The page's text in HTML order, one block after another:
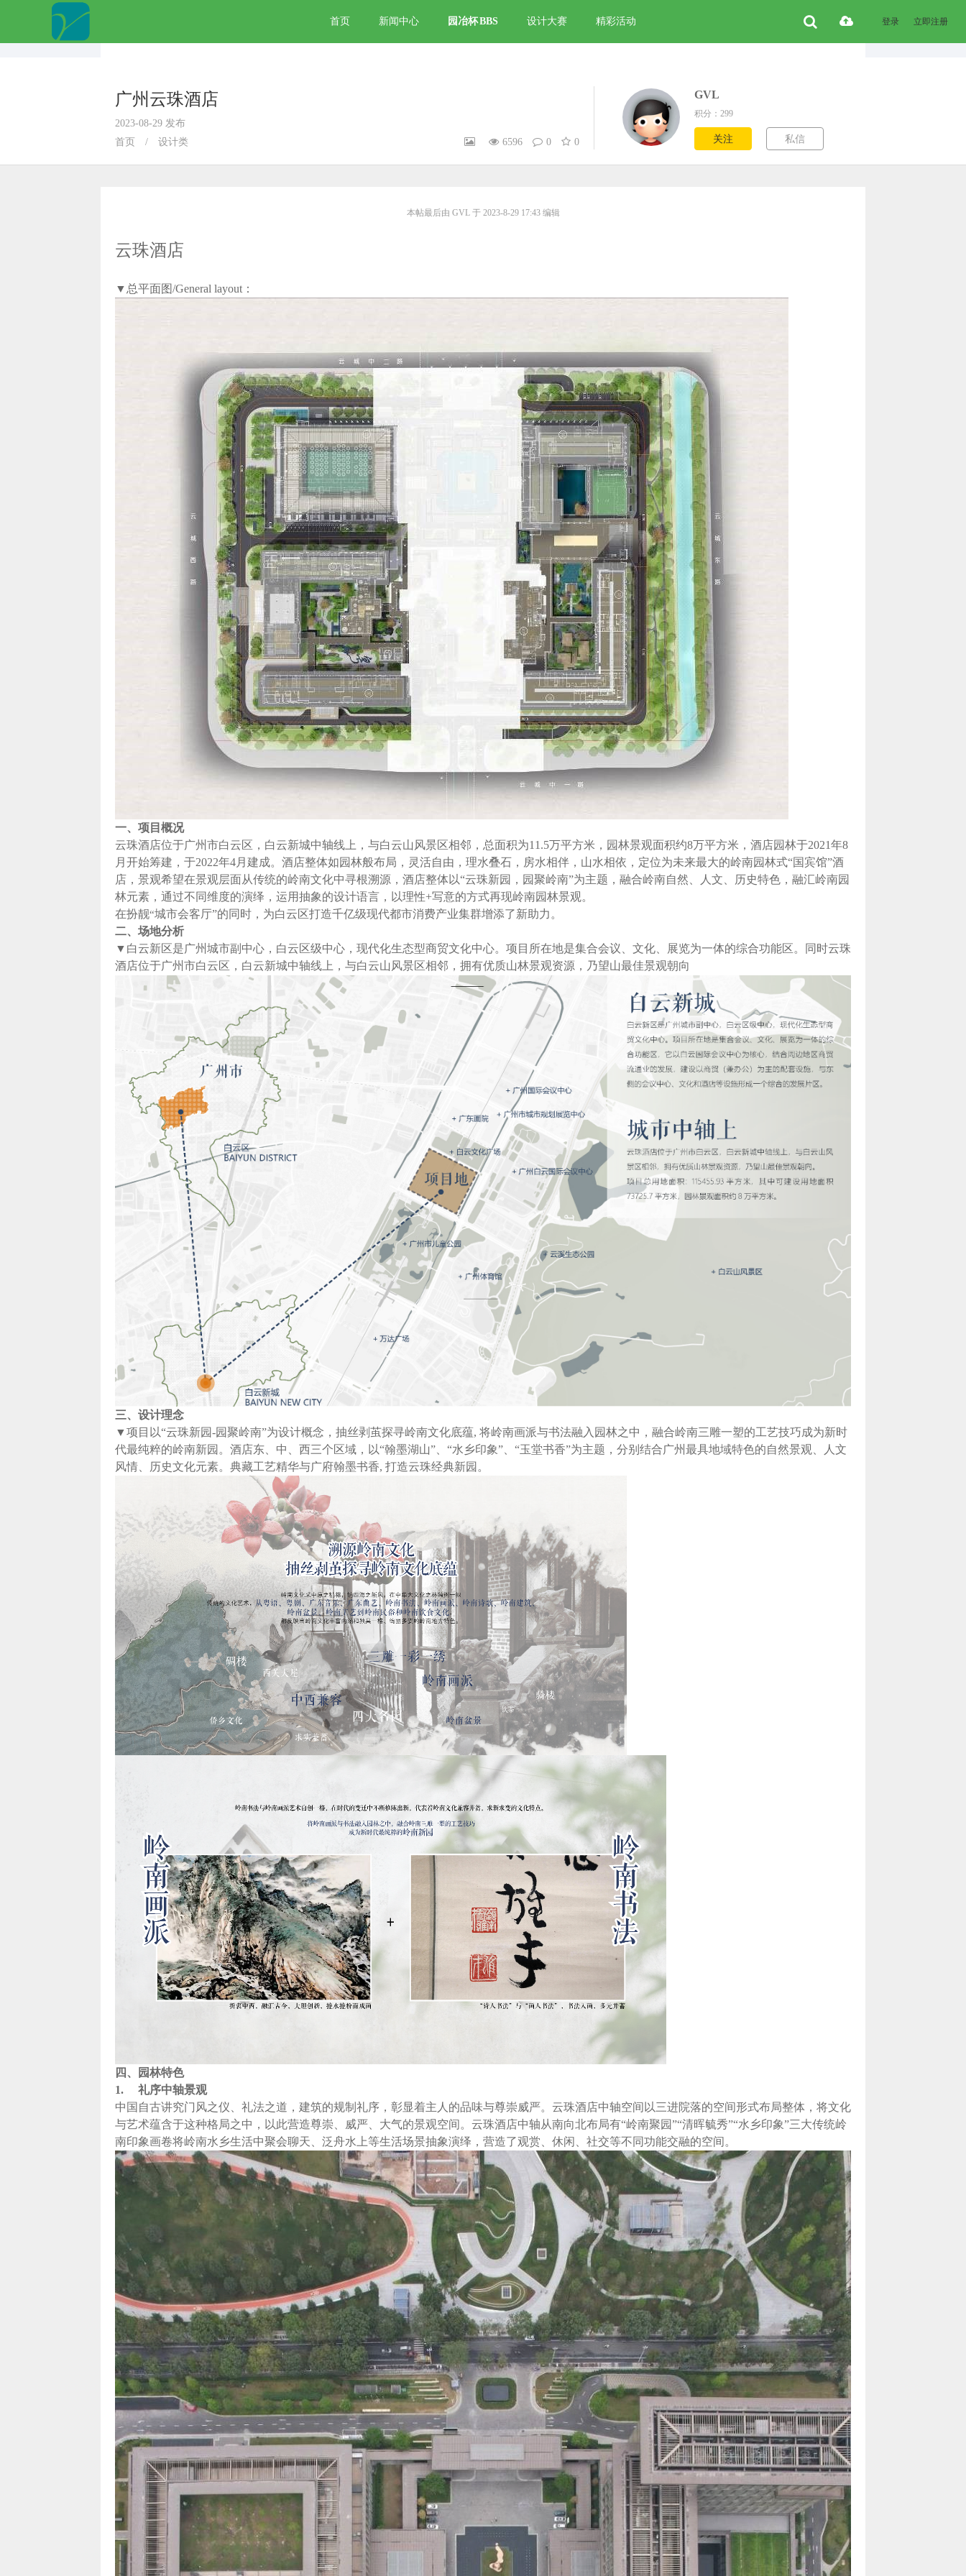
首页 新闻中心 园冶杯BBS 设计大赛 精彩活动 立即注册
登录
广州云珠酒店
2023-08-29 发布
首页
/ 设计类 6596 0 0
GVL
积分：299
关注 私信
本帖最后由 GVL 于 2023-8-29 17:43 编辑
云珠酒店
▼总平面图/General layout：
一、项目概况
云珠酒店位于广州市白云区，白云新城中轴线上，与白云山风景区相邻，总面积为11.5万平方米，园林景观面积约8万平方米，酒店园林于2021年8
月开始筹建，于2022年4月建成。酒店整体如园林般布局，灵活自由，理水叠石，房水相伴，山水相依，定位为未来最大的岭南园林式“国宾馆”酒
店，景观希望在景观层面从传统的岭南文化中寻根溯源，酒店整体以“云珠新园，园聚岭南”为主题，融合岭南自然、人文、历史特色，融汇岭南园
林元素，通过不同维度的演绎，运用抽象的设计语言，以理性+写意的方式再现岭南园林景观。
在扮靓“城市会客厅”的同时，为白云区打造千亿级现代都市消费产业集群增添了新助力。
二、场地分析
▼白云新区是广州城市副中心，白云区级中心，现代化生态型商贸文化中心。项目所在地是集合会议、文化、展览为一体的综合功能区。同时云珠
酒店位于广州市白云区，白云新城中轴线上，与白云山风景区相邻，拥有优质山林景观资源，乃望山最佳景观朝向
三、设计理念
▼项目以“云珠新园-园聚岭南”为设计概念，抽丝剥茧探寻岭南文化底蕴, 将岭南画派与书法融入园林之中，融合岭南三雕一塑的工艺技巧成为新时
代最纯粹的岭南新园。酒店东、中、西三个区域，以“翰墨湖山”、“水乡印象”、“玉堂书香”为主题，分别结合广州最具地域特色的自然景观、人文
风情、历史文化元素。典藏工艺精华与广府翰墨书香, 打造云珠经典新园。
四、园林特色
1. 礼序中轴景观
中国自古讲究门风之仪、礼法之道，建筑的规制礼序，彰显着主人的品味与尊崇威严。云珠酒店中轴空间以三进院落的空间形式布局整体，将文化
与艺术蕴含于这种格局之中，以此营造尊崇、威严、大气的景观空间。云珠酒店中轴从南向北布局有“岭南聚园”“清晖毓秀”“水乡印象”三大传统岭
南印象画卷将岭南水乡生活中聚会聊天、泛舟水上等生活场景抽象演绎，营造了观赏、休闲、社交等不同功能交融的空间。